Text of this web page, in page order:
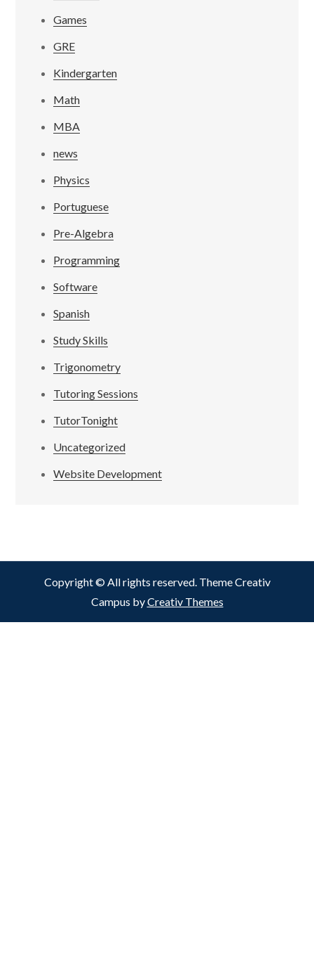
Games
GRE
Kindergarten
Math
MBA
news
Physics
Portuguese
Pre-Algebra
Programming
Software
Spanish
Study Skills
Trigonometry
Tutoring Sessions
TutorTonight
Uncategorized
Website Development
Copyright © All rights reserved. Theme Creativ
Campus byCreativ Themes